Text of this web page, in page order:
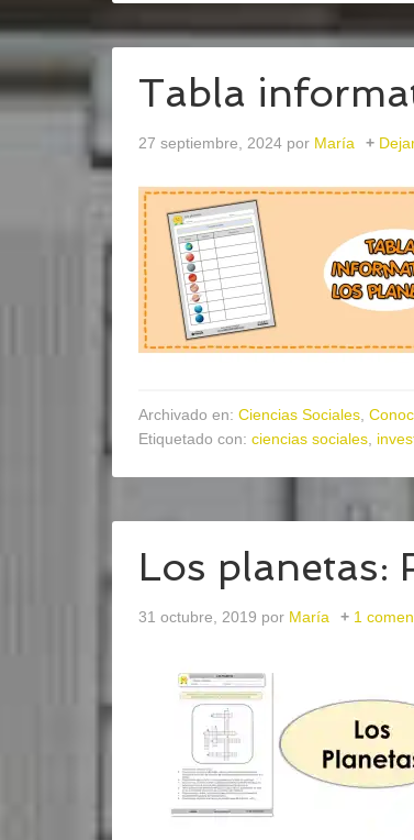
Tabla
27 septiembre, 2024 por María
Archivado en: Ciencias Sociales
Etiquetado con: ciencias sociales
Los planetas:
31 octubre, 2019 por María 1